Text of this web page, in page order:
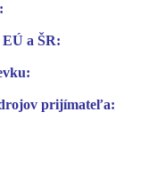
a ŠR:
prijímateľa: